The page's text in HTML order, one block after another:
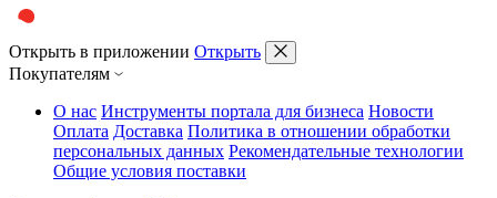
Открыть в приложении Открыть
Покупателям
О нас Инструменты портала для бизнеса Новости
Оплата Доставка Политика в отношении обработки
персональных данных Рекомендательные технологии
Общие условия поставки